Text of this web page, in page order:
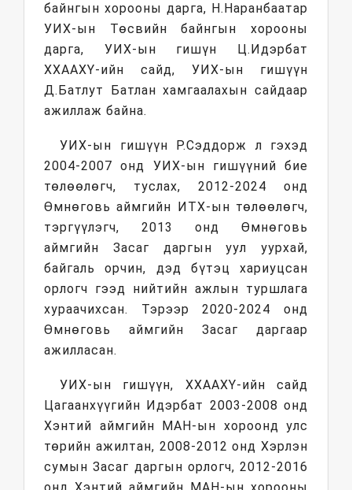
байнгын хорооны дарга, Н.Наранбаатар
УИХ-ын Төсвийн байнгын хорооны
дарга, УИХ-ын гишүн Ц.Идэрбат
ХХААХҮ-ийн сайд, УИХ-ын гишүүн
Д.Батлут Батлан хамгаалахын сайдаар
ажиллаж байна.
УИХ-ын гишүүн Р.Сэддорж л гэхэд
2004-2007 онд УИХ-ын гишүүний бие
төлөөлөгч, туслах, 2012-2024 онд
Өмнөговь аймгийн ИТХ-ын төлөөлөгч,
тэргүүлэгч, 2013 онд Өмнөговь
аймгийн Засаг даргын уул уурхай,
байгаль орчин, дэд бүтэц хариуцсан
орлогч гээд нийтийн ажлын туршлага
хураачихсан. Тэрээр 2020-2024 онд
Өмнөговь аймгийн Засаг даргаар
ажилласан.
УИХ-ын гишүүн, ХХААХҮ-ийн сайд
Цагаанхүүгийн Идэрбат 2003-2008 онд
Хэнтий аймгийн МАН-ын хороонд улс
төрийн ажилтан, 2008-2012 онд Хэрлэн
сумын Засаг даргын орлогч, 2012-2016